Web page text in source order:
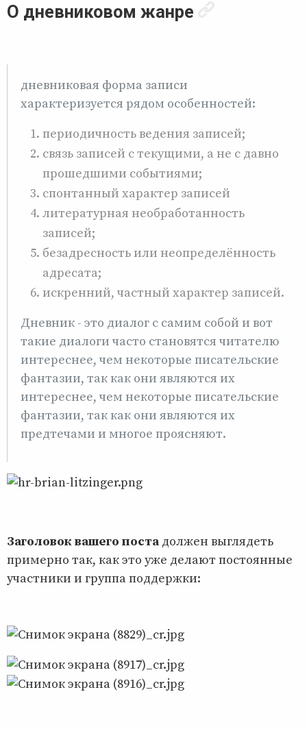
О дневниковом жанре
дневниковая форма записи
характеризуется рядом особенностей:
периодичность ведения записей;
связь записей с текущими, a не с давно
прошедшими событиями;
спонтанный характер записей
литературная необработанность
записей;
безадресность или неопределённость
адресата;
искренний, частный характер записей.
Дневник - это диалог с самим собой и вот
такие диалоги часто становятся читателю
интереснее, чем некоторые писательские
фантазии, так как они являются их
интереснее, чем некоторые писательские
фантазии, так как они являются их
предтечами и многое проясняют.
Заголовок вашего поста должен выглядеть
примерно так, как это уже делают постоянные
участники и группа поддержки: